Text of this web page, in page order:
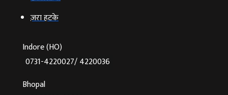
ज़रा हटके
Indore (HO)
0731-4220027/ 4220036
Bhopal